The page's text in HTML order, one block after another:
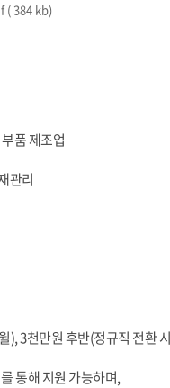
( 384 kb)
품 제조업
관리
), 3천만원 후반(정규직 전환
통해 지원 가능하며,